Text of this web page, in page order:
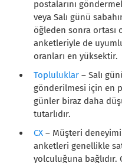
postalarını
veya Salı günü
öğleden sonra ortası
anketleriyle de
oranları en yüksektir.
Topluluklar – Salı
gönderilmesi için en
günler biraz daha
tutarlıdır.
CX – Müşteri
anketleri genellikle
yolculuğuna